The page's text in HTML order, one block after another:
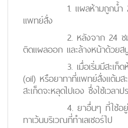
1. แผลห้ามถูกน้
แพทย์สั่ง
2. หลังจาก 24 ชม. ใ
ติดแผลออก และล้างหน้าด้วย
3. เมื่อเริ่มมีสะเก็ดห้า
(oil) หรือยาทาที่แพทย์สั่งแต้มส
สะเก็ดจะหลุดไปเอง ซึ่งใช้เวล
4. ยาอื่นๆ ที่ใช้อยู่ให้
ทาเว้นบริเวณที่ทำเลเซอร์ไป